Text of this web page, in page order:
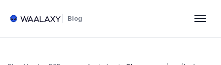
Blog